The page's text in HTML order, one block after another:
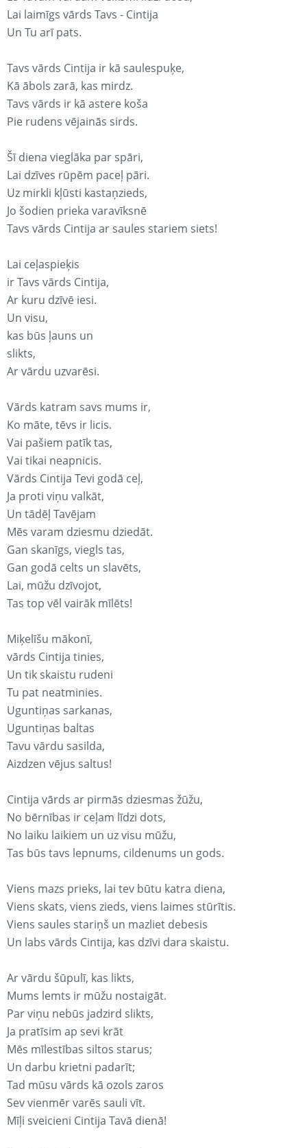
Lai laimīgs vārds Tavs - Cintija
Un Tu arī pats.
Tavs vārds Cintija ir kā saulespuķe,
Kā ābols zarā, kas mirdz.
Tavs vārds ir kā astere koša
Pie rudens vējainās sirds.
Šī diena vieglāka par spāri,
Lai dzīves rūpēm paceļ pāri.
Uz mirkli kļūsti kastaņzieds,
Jo šodien prieka varavīksnē
Tavs vārds Cintija ar saules stariem siets!
Lai ceļaspieķis
ir Tavs vārds Cintija,
Ar kuru dzīvē iesi.
Un visu,
kas būs ļauns un
slikts,
Ar vārdu uzvarēsi.
Vārds katram savs mums ir,
Ko māte, tēvs ir licis.
Vai pašiem patīk tas,
Vai tikai neapnicis.
Vārds Cintija Tevi godā ceļ,
Ja proti viņu valkāt,
Un tādēļ Tavējam
Mēs varam dziesmu dziedāt.
Gan skanīgs, viegls tas,
Gan godā celts un slavēts,
Lai, mūžu dzīvojot,
Tas top vēl vairāk mīlēts!
Miķelīšu mākonī,
vārds Cintija tinies,
Un tik skaistu rudeni
Tu pat neatminies.
Uguntiņas sarkanas,
Uguntiņas baltas
Tavu vārdu sasilda,
Aizdzen vējus saltus!
Cintija vārds ar pirmās dziesmas žūžu,
No bērnības ir ceļam līdzi dots,
No laiku laikiem un uz visu mūžu,
Tas būs tavs lepnums, cildenums un gods.
Viens mazs prieks, lai tev būtu katra diena,
Viens skats, viens zieds, viens laimes stūrītis.
Viens saules stariņš un mazliet debesis
Un labs vārds Cintija, kas dzīvi dara skaistu.
Ar vārdu šūpulī, kas likts,
Mums lemts ir mūžu nostaigāt.
Par viņu nebūs jadzird slikts,
Ja pratīsim ap sevi krāt
Mēs mīlestības siltos starus;
Un darbu krietni padarīt;
Tad mūsu vārds kā ozols zaros
Sev vienmēr varēs sauli vīt.
Mīļi sveicieni Cintija Tavā dienā!